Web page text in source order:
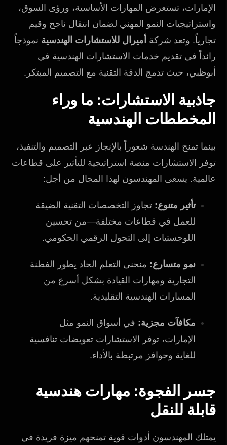
الإمارات، تستعرض المهارات الأساسية، ورؤى السوق،
واستراتيجيات النمو المهني لضمان انتقال ناجح وقيم
تجارياً. وتعد شركة أميرال للاستشارات الهندسية نموذجاً
رائداً في تقديم خدمات الاستشارات الهندسية في
أبوظبي، حيث تدمج الدقة التقنية مع التصميم المبتكر.
جاذبية الاستشارات: ما وراء
المخططات الهندسية
بينما تمنح الهندسة شعوراً بالإنجاز عبر التصميم والتنفيذ،
توفر الاستشارات منصة استراتيجية للتأثير على قطاعات
عالمية. يسعى المهندسون لهذا المجال من أجل:
تأثير متنوع: تجاوز التخصصات التقنية الضيقة
للعمل في قطاعات مختلفة—من تحسين
اللوجستيات إلى التحول الرقمي الحكومي.
نمو متسارع: منحنى التعلم الحاد يطور الفطنة
التجارية ومهارات القيادة بشكل أسرع من
المسارات الهندسية التقليدية.
مكافآت مجزية: في أسواق النمو مثل
الإمارات، توفر الاستشارات تعويضات تنافسية
للغاية وحوافز مرتبطة بالأداء.
جسر الفجوة: مهارات هندسية
قابلة للنقل
يمتلك المهندسون أدوات قوية تمنحهم ميزة فريدة في